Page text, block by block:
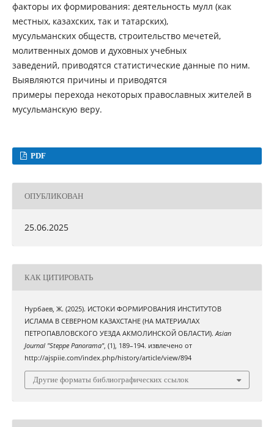
факторы их формирования: деятельность мулл (как
местных, казахских, так и татарских),
мусульманских обществ, строительство мечетей,
молитвенных домов и духовных учебных
заведений, приводятся статистические данные по ним.
Выявляются причины и приводятся
примеры перехода некоторых православных жителей в
мусульманскую веру.
PDF
ОПУБЛИКОВАН
25.06.2025
КАК ЦИТИРОВАТЬ
Нурбаев, Ж. (2025). ИСТОКИ ФОРМИРОВАНИЯ ИНСТИТУТОВ
ИСЛАМА В СЕВЕРНОМ КАЗАХСТАНЕ (НА МАТЕРИАЛАХ
ПЕТРОПАВЛОВСКОГО УЕЗДА АКМОЛИНСКОЙ ОБЛАСТИ).Asian
Journal "Steppe Panorama", (1), 189–194. извлечено от
http://ajspiie.com/index.php/history/article/view/894
Другие форматы библиографических ссылок